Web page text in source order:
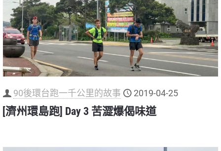
90後環台跑一千公里的故事 2019-04-25
[濟州環島跑] Day 3 苦澀爆偈味道